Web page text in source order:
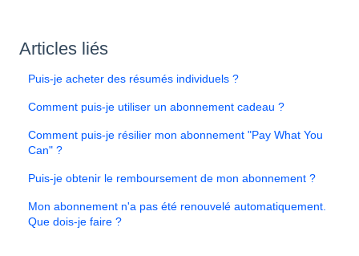
Articles liés
Puis-je acheter des résumés individuels ?
Comment puis-je utiliser un abonnement cadeau ?
Comment puis-je résilier mon abonnement "Pay What You
Can" ?
Puis-je obtenir le remboursement de mon abonnement ?
Mon abonnement n'a pas été renouvelé automatiquement.
Que dois-je faire ?